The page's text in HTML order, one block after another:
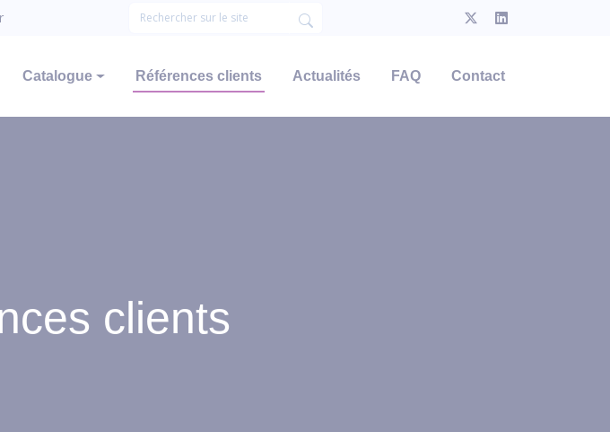
Catalogue Références clients Actualités FAQ Contact
clients